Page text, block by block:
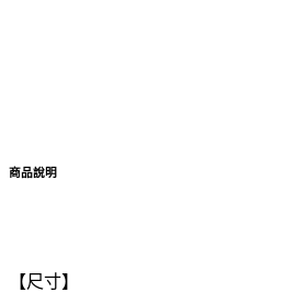
商品說明
【尺寸】